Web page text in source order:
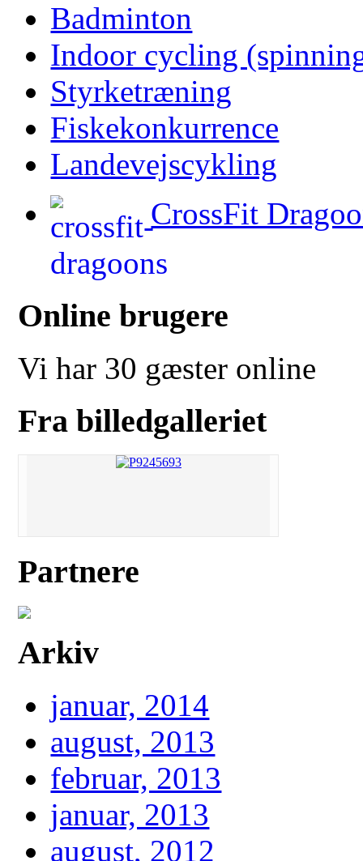
Badminton
Indoor cycling
Styrketræning
Fiskekonkurrence
Landevejscykling
CrossFit
Online brugere
Vi har 30 gæster online
Fra billedgalleriet
Partnere
Arkiv
januar, 2014
august, 2013
februar, 2013
januar, 2013
august, 2012